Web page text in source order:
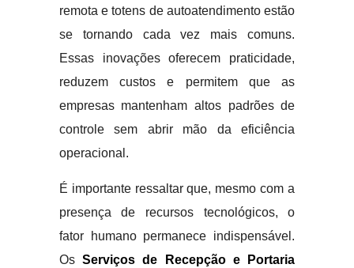
remota e totens de autoatendimento estão
se tornando cada vez mais comuns.
Essas inovações oferecem praticidade,
reduzem custos e permitem que as
empresas mantenham altos padrões de
controle sem abrir mão da eficiência
operacional.
É importante ressaltar que, mesmo com a
presença de recursos tecnológicos, o
fator humano permanece indispensável.
OsServiços de Recepção e Portaria